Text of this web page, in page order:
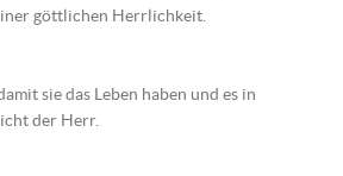
göttlichen Herrlichkeit.
sie das Leben haben und es in
der Herr.